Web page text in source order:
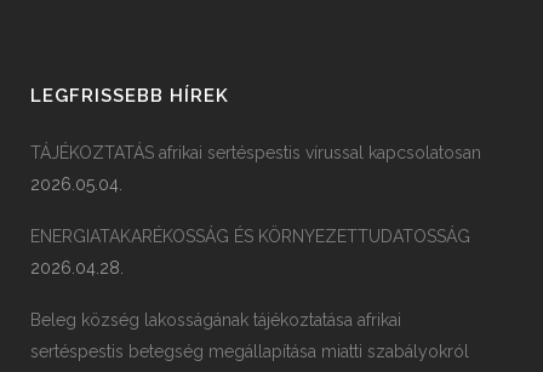
LEGFRISSEBB HÍREK
TÁJÉKOZTATÁS afrikai sertéspestis vírussal kapcsolatosan
2026.05.04.
ENERGIATAKARÉKOSSÁG ÉS KÖRNYEZETTUDATOSSÁG
2026.04.28.
Beleg község lakosságának tájékoztatása afrikai
sertéspestis betegség megállapítása miatti szabályokról